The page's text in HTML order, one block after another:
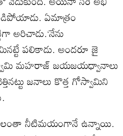
ఏమాత్రం
అరిచాడు.‘నేను
పలికాడు. అందరూ జై
మహరాజ్ జయజయధ్వానాలు
జనాలు కొత్త గోస్వామిని
నీటిమయంగానే ఉన్నాయి.